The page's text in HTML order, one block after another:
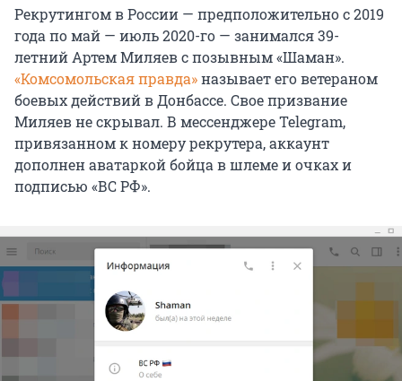
Рекрутингом в России — предположительно с 2019
года по май — июль 2020-го — занимался 39-
летний Артем Миляев с позывным «Шаман».
«Комсомольская правда»называет его ветераном
боевых действий в Донбассе. Свое призвание
Миляев не скрывал. В мессенджере Telegram,
привязанном к номеру рекрутера, аккаунт
дополнен аватаркой бойца в шлеме и очках и
подписью «ВС РФ».